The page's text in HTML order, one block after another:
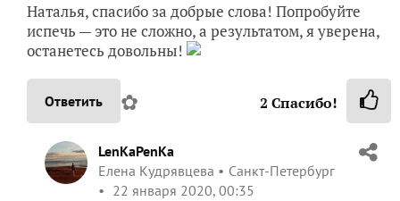
Наталья, спасибо за добрые слова! Попробуйте
испечь — это не сложно, а результатом, я уверена,
останетесь довольны!
Ответить ✿ 2 Спасибо!
LenKaPenKa
Елена Кудрявцева
Санкт-Петербург
22 января 2020, 00:35